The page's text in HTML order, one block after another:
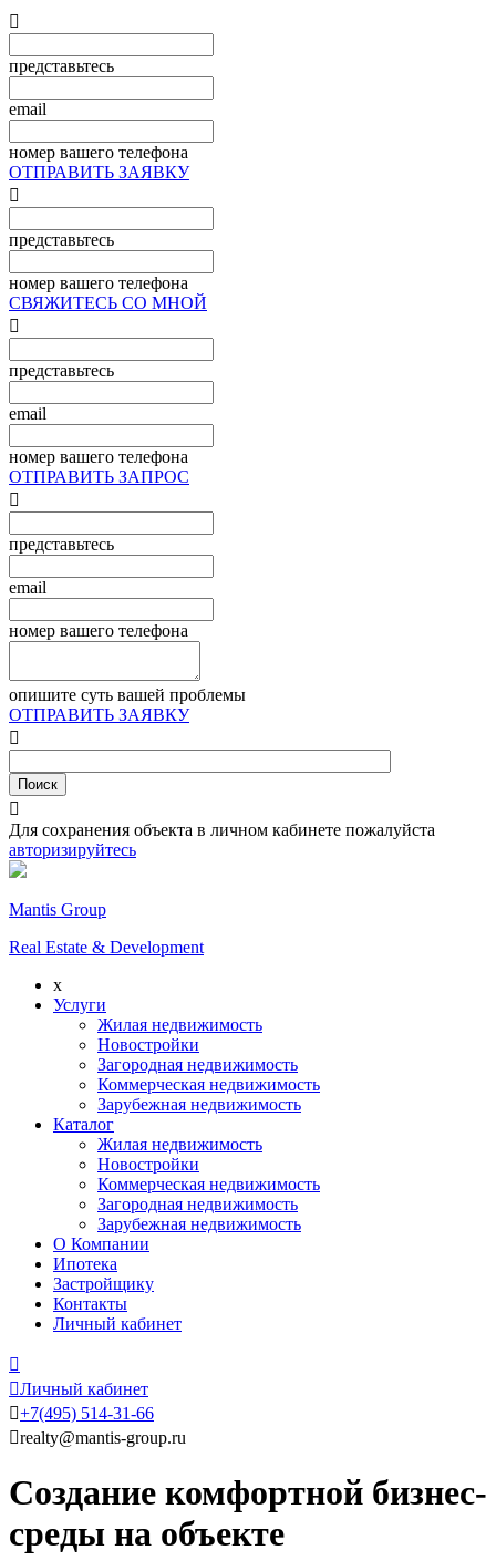

представьтесь
email
номер вашего телефона
ОТПРАВИТЬ ЗАЯВКУ

представьтесь
номер вашего телефона
СВЯЖИТЕСЬ СО МНОЙ

представьтесь
email
номер вашего телефона
ОТПРАВИТЬ ЗАПРОС

представьтесь
email
номер вашего телефона
опишите суть вашей проблемы
ОТПРАВИТЬ ЗАЯВКУ


Для сохранения объекта в личном кабинете пожалуйста
авторизируйтесь
Mantis Group
Real Estate & Development
x
Услуги
Жилая недвижимость
Новостройки
Загородная недвижимость
Коммерческая недвижимость
Зарубежная недвижимость
Каталог
Жилая недвижимость
Новостройки
Коммерческая недвижимость
Загородная недвижимость
Зарубежная недвижимость
О Компании
Ипотека
Застройщику
Контакты
Личный кабинет

Личный кабинет
+7(495) 514-31-66
realty@mantis-group.ru
Создание комфортной бизнес-
среды на объекте